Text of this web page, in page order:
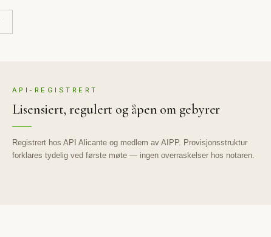
API-REGISTRERT
Lisensiert, regulert og åpen om gebyrer
Registrert hos API Alicante og medlem av AIPP. Provisjonsstruktur
forklares tydelig ved første møte — ingen overraskelser hos notaren.